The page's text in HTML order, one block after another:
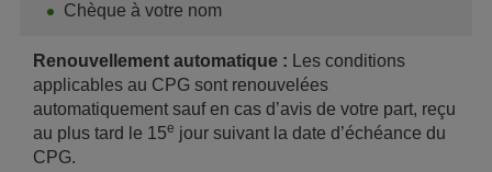
Chèque à votre nom
Renouvellement automatique : Les conditions
applicables au CPG sont renouvelées
automatiquement sauf en cas d’avis de votre part, reçu
au plus tard le 15e jour suivant la date d’échéance du
CPG.